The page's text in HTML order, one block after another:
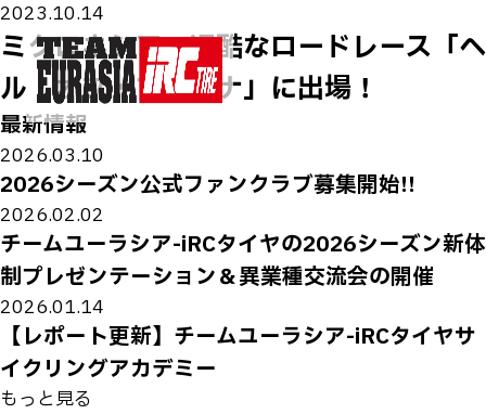
2023.10.14
ミクロネシア一過酷なロードレース「ヘ
ル・オブ・マリアナ」に出場！
最新情報
2026.03.10
2026シーズン公式ファンクラブ募集開始!!
2026.02.02
チームユーラシア-iRCタイヤの2026シーズン新体
制プレゼンテーション＆異業種交流会の開催
2026.01.14
【レポート更新】チームユーラシア-iRCタイヤサ
イクリングアカデミー
もっと見る